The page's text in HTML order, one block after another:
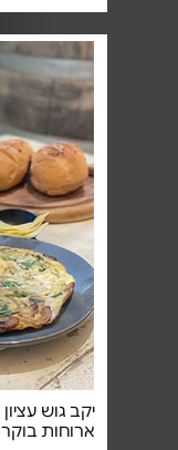
יקב גוש עציון
ארוחות בוקר